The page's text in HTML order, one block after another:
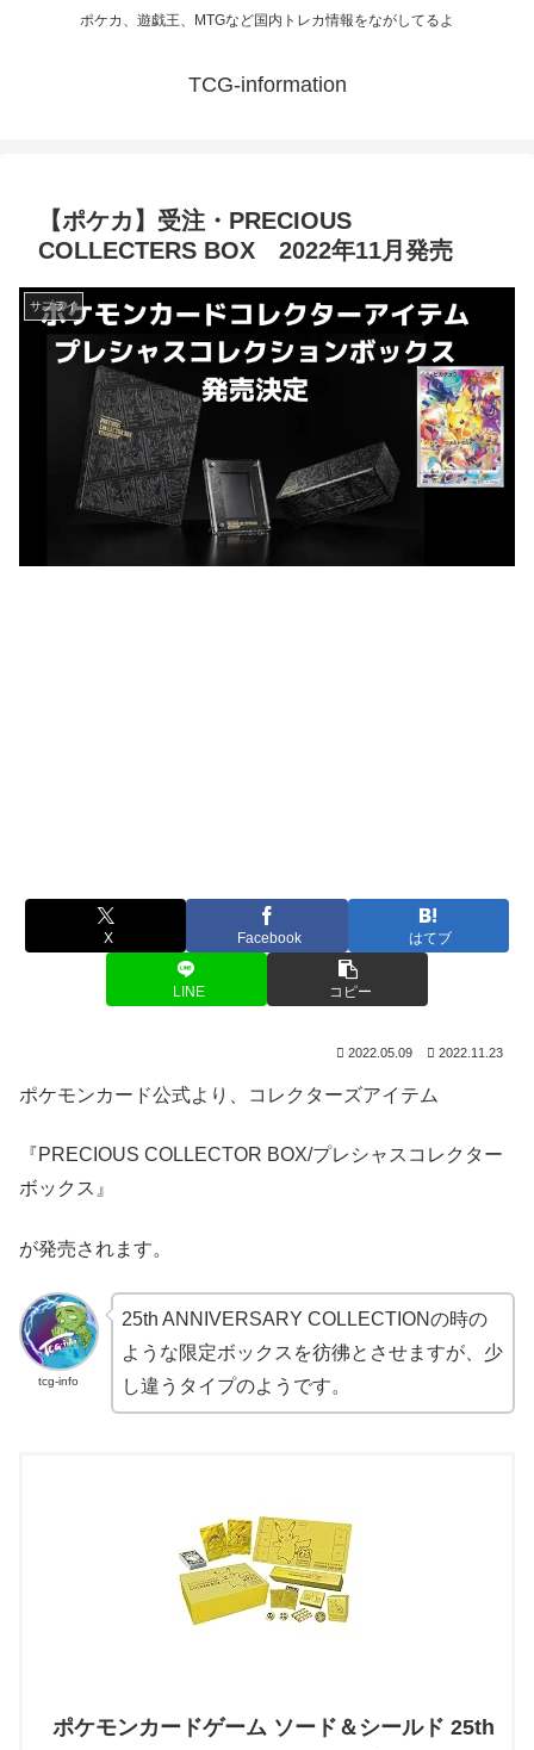
ポケカ、遊戯王、MTGなど国内トレカ情報をながしてるよ
TCG-information
【ポケカ】受注・PRECIOUS
COLLECTERS BOX 2022年11月発売
サプライ
X Facebook はてブ
LINE コピー
2022.05.09 2022.11.23
ポケモンカード公式より、コレクターズアイテム
『PRECIOUS COLLECTOR BOX/プレシャスコレクター
ボックス』
が発売されます。
tcg-info
25th ANNIVERSARY COLLECTIONの時の
ような限定ボックスを彷彿とさせますが、少
し違うタイプのようです。
ポケモンカードゲーム ソード＆シールド 25th